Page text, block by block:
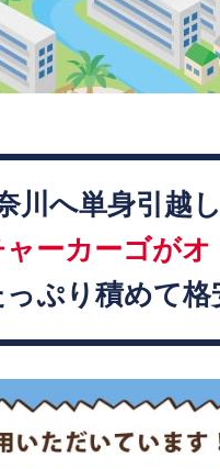
川へ単身引越
ーカーゴがオ
っぷり積めて